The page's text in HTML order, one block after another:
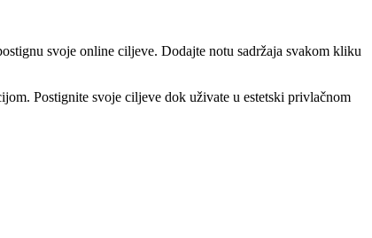
svoje online ciljeve. Dodajte notu sadržaja svakom kliku
Postignite svoje ciljeve dok uživate u estetski privlačnom